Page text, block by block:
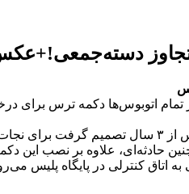
تجاوز
تمام اتوبوس‌ها دکمه ترس برای
کند.
چنین حادثه‌ای، علاوه بر نصب
به اتاق کنترلی در پایگاه